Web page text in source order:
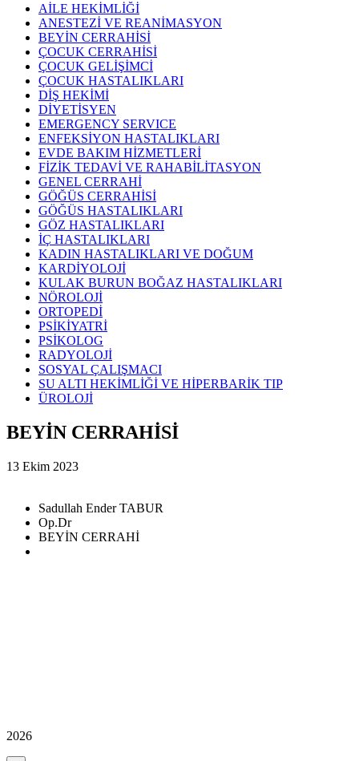
AİLE HEKİMLİĞİ
ANESTEZİ VE REANİMASYON
BEYİN CERRAHİSİ
ÇOCUK CERRAHİSİ
ÇOCUK GELİŞİMCİ
ÇOCUK HASTALIKLARI
DİŞ HEKİMİ
DİYETİSYEN
EMERGENCY SERVICE
ENFEKSİYON HASTALIKLARI
EVDE BAKIM HİZMETLERİ
FİZİK TEDAVİ VE RAHABİLİTASYON
GENEL CERRAHİ
GÖĞÜS CERRAHİSİ
GÖĞÜS HASTALIKLARI
GÖZ HASTALIKLARI
İÇ HASTALIKLARI
KADIN HASTALIKLARI VE DOĞUM
KARDİYOLOJİ
KULAK BURUN BOĞAZ HASTALIKLARI
NÖROLOJİ
ORTOPEDİ
PSİKİYATRİ
PSİKOLOG
RADYOLOJİ
SOSYAL ÇALIŞMACI
SU ALTI HEKİMLİĞİ VE HİPERBARİK TIP
ÜROLOJİ
BEYİN CERRAHİSİ
13 Ekim 2023
Sadullah Ender TABUR
Op.Dr
BEYİN CERRAHİ
2026